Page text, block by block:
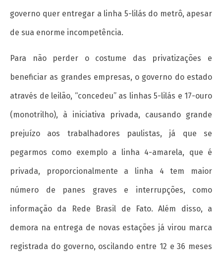
governo quer entregar a linha 5-lilás do metrô, apesar
de sua enorme incompetência.
Para não perder o costume das privatizações e
beneficiar as grandes empresas, o governo do estado
através de leilão, “concedeu” as linhas 5-lilás e 17-ouro
(monotrilho), à iniciativa privada, causando grande
prejuízo aos trabalhadores paulistas, já que se
pegarmos como exemplo a linha 4-amarela, que é
privada, proporcionalmente a linha 4 tem maior
número de panes graves e interrupções, como
informação da Rede Brasil de Fato. Além disso, a
demora na entrega de novas estações já virou marca
registrada do governo, oscilando entre 12 e 36 meses